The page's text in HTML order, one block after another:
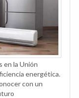
en la Unión
energética.
con un